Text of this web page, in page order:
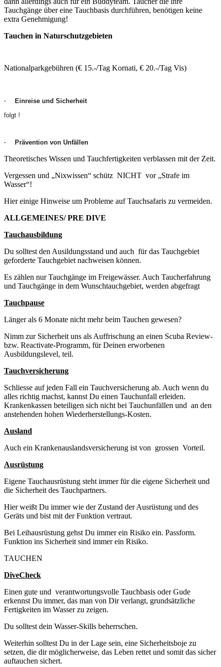
Tauchgänge über eine Tauchbasis durchführen, benötigen keine
extra Genehmigung!
Tauchen in Naturschutzgebieten
Nationalparkgebühren (€ 15.-/Tag Kornati, € 20.-/Tag Vis)
·
Einreise und Sicherheit
folgt !
· Prävention von Unfällen
Theoretisches Wissen und Tauchfertigkeiten verblassen mit der Zeit.
Vergessen und „Nixwissen“ schütz NICHT vor „Strafe im
Wasser“!
Hier einige Hinweise um Probleme auf Tauchsafaris zu vermeiden.
ALLGEMEINES/ PRE DIVE
Tauchausbildung
Du solltest den Ausildungsstand und auch für das Tauchgebiet
geforderte Tauchgebiet nachweisen können.
Es zählen nur Tauchgänge im Freigewässer. Auch Taucherfahrung
und Tauchgänge in dem Wunschtauchgebiet, werden abgefragt
Tauchpause
Länger als 6 Monate nicht mehr beim Tauchen gewesen?
Nimm zur Sicherheit uns als Auffrischung an einen Scuba Review-
bzw. Reactivate-Programm, für Deinen erworbenen
Ausbildungslevel, teil.
Tauchversicherung
Schliesse auf jeden Fall ein Tauchversicherung ab. Auch wenn du
alles richtig machst, kannst Du einen Tauchunfall erleiden.
Krankenkassen beteiligen sich nicht bei Tauchunfällen und an den
anstehenden hohen Wiederherstellungs-Kosten.
Ausland
Auch ein Krankenauslandsversicherung ist von grossen Vorteil.
Ausrüstung
Eigene Tauchausrüstung steht immer für die eigene Sicherheit und
die Sicherheit des Tauchpartners.
Hier weißt Du immer wie der Zustand der Ausrüstung und des
Geräts und bist mit der Funktion vertraut.
Bei Leihausrüstung gehst Du immer ein Risiko ein. Passform.
Funktion ins Sicherheit sind immer ein Risiko.
TAUCHEN
DiveCheck
Einen gute und verantwortungsvolle Tauchbasis oder Gude
erkennst Du immer, das man von Dir verlangt, grundsätzliche
Fertigkeiten im Wasser zu zeigen.
Du solltest dein Wasser-Skills beherrschen.
Weiterhin solltest Du in der Lage sein, eine Sicherheitsboje zu
setzen, die dir möglicherweise, das Leben rettet und somit das sicher
auftauchen sichert.